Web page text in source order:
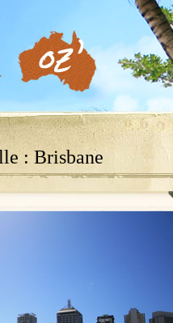
: Brisbane